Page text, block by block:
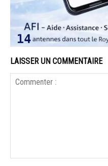
LAISSER UN COMMENTAIRE